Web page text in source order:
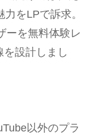
をLPで訴求。
ーを無料体験レ
を設計しまし
以外のプラ